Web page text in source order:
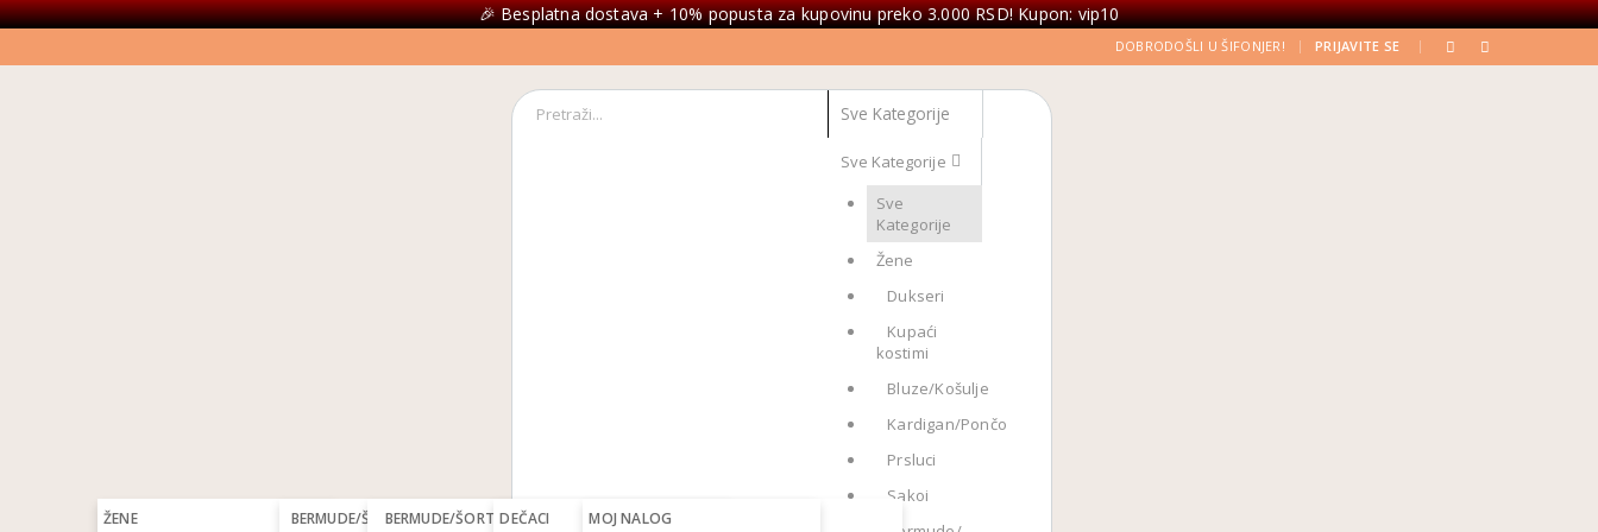
🎉 Besplatna dostava + 10% popusta za kupovinu preko 3.000 RSD! Kupon: vip10
DOBRODOŠLI U ŠIFONJER! | PRIJAVITE SE |
Sve Kategorije
Sve
Kategorije
Žene
Dukseri
Kupaći
kostimi
Bluze/Košulje
Kardigan/Pončo
Prsluci
Sakoi
ŽENE
BERMUDE/ŠORCEVI
OBUĆA
BERMUDE/ŠORTSEVIDEČACI
MOJ NALOG